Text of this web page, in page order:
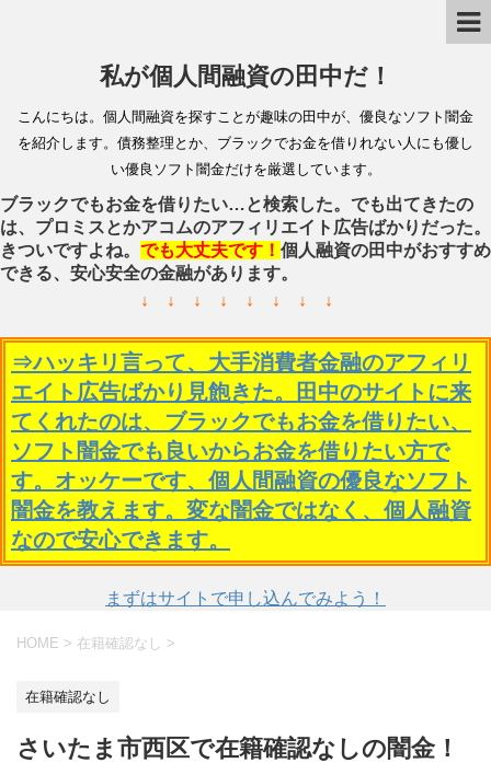
私が個人間融資の田中だ！
こんにちは。個人間融資を探すことが趣味の田中が、優良なソフト闇金
を紹介します。債務整理とか、ブラックでお金を借りれない人にも優し
い優良ソフト闇金だけを厳選しています。
ブラックでもお金を借りたい…と検索した。でも出てきたの
は、プロミスとかアコムのアフィリエイト広告ばかりだった。
きついですよね。 でも大丈夫です！ 個人融資の田中がおすすめ
できる、安心安全の金融があります。
↓ ↓ ↓ ↓ ↓ ↓ ↓ ↓
⇒ハッキリ言って、大手消費者金融のアフィリ
エイト広告ばかり見飽きた。田中のサイトに来
てくれたのは、ブラックでもお金を借りたい、
ソフト闇金でも良いからお金を借りたい方で
す。オッケーです、個人間融資の優良なソフト
闇金を教えます。変な闇金ではなく、個人融資
なので安心できます。
まずはサイトで申し込んでみよう！
HOME > 在籍確認なし >
在籍確認なし
さいたま市西区で在籍確認なしの闇金！